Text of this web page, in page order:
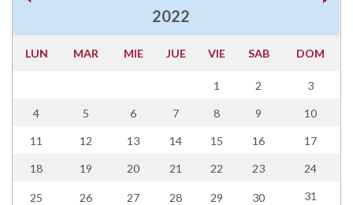
2022
LUN MAR MIE JUE VIE SAB DOM
1 2 3
4 5 6 7 8 9 10
11 12 13 14 15 16 17
18 19 20 21 22 23 24
25 26 27 28 29 30 31